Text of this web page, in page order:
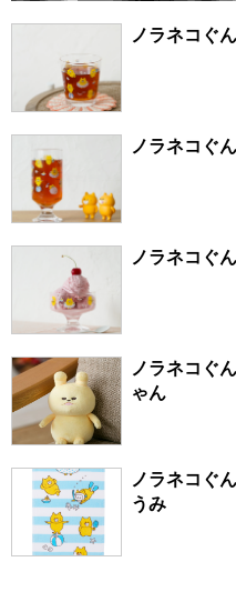
ノラネコぐ
ゃん
ノラネコぐ
うみ